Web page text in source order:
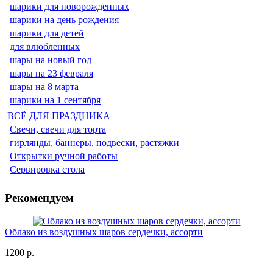
шарики для новорожденных
шарики на день рождения
шарики для детей
для влюбленных
шары на новый год
шары на 23 февраля
шары на 8 марта
шарики на 1 сентября
ВСЁ ДЛЯ ПРАЗДНИКА
Свечи, свечи для торта
гирлянды, баннеры, подвески, растяжки
Открытки ручной работы
Сервировка стола
Рекомендуем
Облако из воздушных шаров сердечки, ассорти
1200 р.